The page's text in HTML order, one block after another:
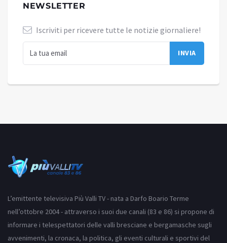
NEWSLETTER
Iscriviti per ricevere tutte le notizie giornaliere!
L’emittente televisiva Più Valli TV - nata a Darfo Boario Terme
nell’ottobre 2004 - attraverso i suoi due canali (83 e 86) si propone di
informare i telespettatori delle valli bresciane e bergamasche sugli
avvenimenti, la cronaca, la politica, gli eventi culturali e sportivi del